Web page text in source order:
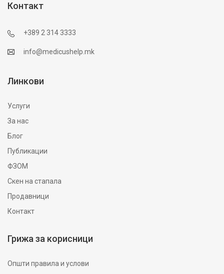
Контакт
+389 2 314 3333
info@medicushelp.mk
Линкови
Услуги
За нас
Блог
Публикации
ФЗОМ
Скен на стапала
Продавници
Контакт
Грижа за корисници
Општи правила и услови